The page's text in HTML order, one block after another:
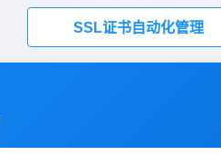
SSL证书自动化管理